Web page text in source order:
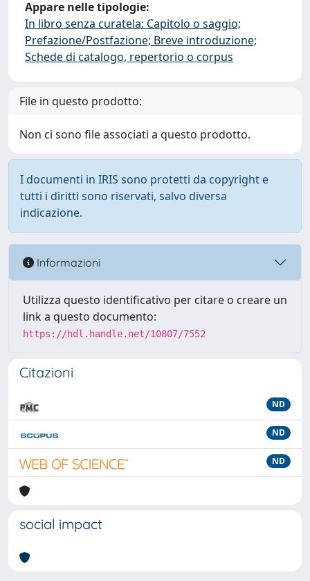
Appare nelle tipologie:
In libro senza curatela: Capitolo o saggio;
Prefazione/Postfazione; Breve introduzione;
Schede di catalogo, repertorio o corpus
File in questo prodotto:
Non ci sono file associati a questo prodotto.
I documenti in IRIS sono protetti da copyright e
tutti i diritti sono riservati, salvo diversa
indicazione.
Informazioni
Utilizza questo identificativo per citare o creare un
link a questo documento:
https://hdl.handle.net/10807/7552
Citazioni
ND
ND
ND
social impact